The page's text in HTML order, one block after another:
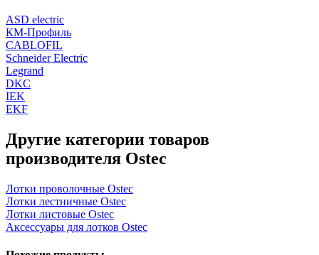
ASD electric
КМ-Профиль
CABLOFIL
Schneider Electric
Legrand
DKC
IEK
EKF
Другие категории товаров
производителя Ostec
Лотки проволочные Ostec
Лотки лестничные Ostec
Лотки листовые Ostec
Аксессуары для лотков Ostec